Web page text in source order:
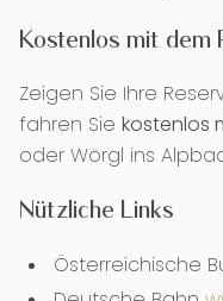
Kostenlos mit dem
Zeigen Sie Ihre
fahren Sie kostenlos
oder Wörgl ins
Nützliche Links
Österreichische